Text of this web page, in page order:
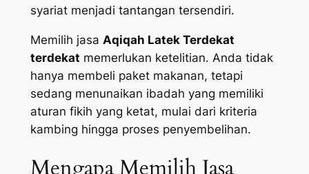
syariat menjadi tantangan tersendiri.
Memilih jasa Aqiqah Latek Terdekat
terdekat memerlukan ketelitian. Anda tidak
hanya membeli paket makanan, tetapi
sedang menunaikan ibadah yang memiliki
aturan fikih yang ketat, mulai dari kriteria
kambing hingga proses penyembelihan.
Mengapa Memilih Jasa